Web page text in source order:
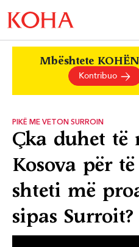
Mbështete
Kontribuo
PIKË ME VETON SURROIN
Çka duhet të
Kosova për
shteti më
sipas Surroit?